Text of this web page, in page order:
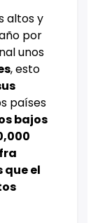
altos y
por
unos
, esto
países
bajos
el